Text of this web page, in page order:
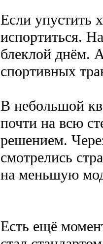
Если упустить
испортиться.
блеклой днём.
спортивных
В небольшой
почти на всю
решением.
смотрелись
на меньшую
Есть ещё